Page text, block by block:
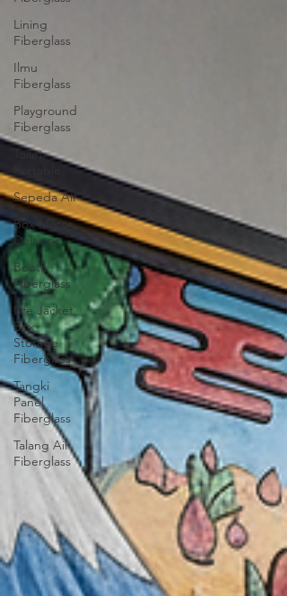
Lining
Fiberglass
Ilmu
Fiberglass
Playground
Fiberglass
Toilet
Sepeda Air
Box Motor
Delivery
Booth
Fiberglass
Life Jacket
Box
Storage
Fiberglass
Tangki
Panel
Fiberglass
Talang Air
Fiberglass